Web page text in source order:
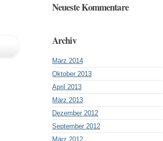
Neueste Kommentare
Archiv
März 2014
Oktober 2013
April 2013
März 2013
Dezember 2012
September 2012
März 2012